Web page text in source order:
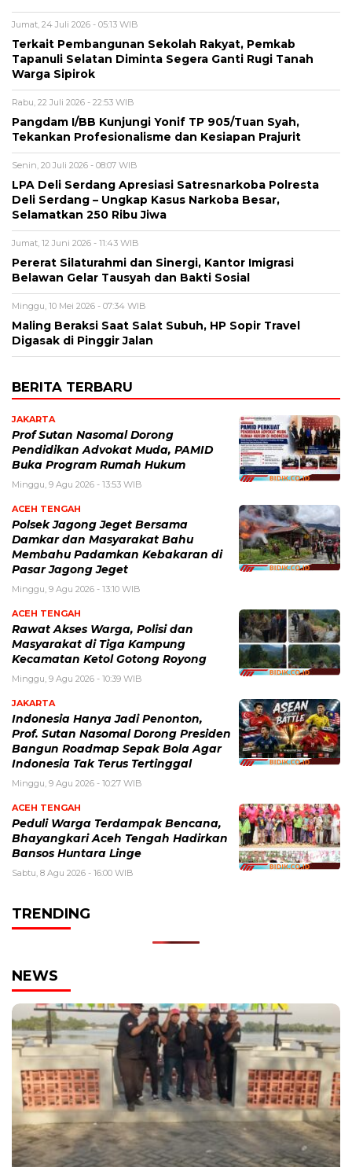
Jumat, 24 Juli 2026 - 05:13 WIB
Terkait Pembangunan Sekolah Rakyat, Pemkab
Tapanuli Selatan Diminta Segera Ganti Rugi Tanah
Warga Sipirok
Rabu, 22 Juli 2026 - 22:53 WIB
Pangdam I/BB Kunjungi Yonif TP 905/Tuan Syah,
Tekankan Profesionalisme dan Kesiapan Prajurit
Senin, 20 Juli 2026 - 08:07 WIB
LPA Deli Serdang Apresiasi Satresnarkoba Polresta
Deli Serdang – Ungkap Kasus Narkoba Besar,
Selamatkan 250 Ribu Jiwa
Jumat, 12 Juni 2026 - 11:43 WIB
Pererat Silaturahmi dan Sinergi, Kantor Imigrasi
Belawan Gelar Tausyah dan Bakti Sosial
Minggu, 10 Mei 2026 - 07:34 WIB
Maling Beraksi Saat Salat Subuh, HP Sopir Travel
Digasak di Pinggir Jalan
BERITA TERBARU
JAKARTA
Prof Sutan Nasomal Dorong
Pendidikan Advokat Muda, PAMID
Buka Program Rumah Hukum
Minggu, 9 Agu 2026 - 13:53 WIB
ACEH TENGAH
Polsek Jagong Jeget Bersama
Damkar dan Masyarakat Bahu
Membahu Padamkan Kebakaran di
Pasar Jagong Jeget
Minggu, 9 Agu 2026 - 13:10 WIB
ACEH TENGAH
Rawat Akses Warga, Polisi dan
Masyarakat di Tiga Kampung
Kecamatan Ketol Gotong Royong
Minggu, 9 Agu 2026 - 10:39 WIB
JAKARTA
Indonesia Hanya Jadi Penonton,
Prof. Sutan Nasomal Dorong Presiden
Bangun Roadmap Sepak Bola Agar
Indonesia Tak Terus Tertinggal
Minggu, 9 Agu 2026 - 10:27 WIB
ACEH TENGAH
Peduli Warga Terdampak Bencana,
Bhayangkari Aceh Tengah Hadirkan
Bansos Huntara Linge
Sabtu, 8 Agu 2026 - 16:00 WIB
TRENDING
NEWS